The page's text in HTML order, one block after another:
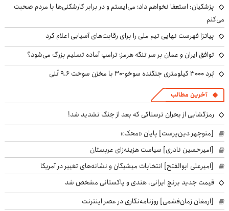
پزشکیان: استعفا نخواهم داد؛ می‌ایستم و در برابر کارشکنی‌ها با مردم صحبت
می‌کنم
پیاتزا فهرست نهایی تیم ملی را برای رقابت‌های آسیایی اعلام کرد
توافق ایران و عمان بر سر تنگه هرمز؛ ترامپ آماده تسلیم بزرگ می‌شود؟
بُرد ۳۰۰۰ کیلومتری جنگنده سوخو-۳۰ با مخزن سوخت ۹.۶ تُنی
آخرین مطالب
رمزگشایی از بحران ترسناکی که بعد از جنگ تشدید شد!
[منوچهر دین‌پرست] پایان «محک»
[امیرحسین نادری] سیاست هزینه‌زای عربستان
[امیرعلی ابوالفتح] انتخابات میشیگان و نشانه‌های تغییر در آمریکا
قیمت جدید برنج ایرانی، هندی و پاکستانی مشخص شد
[ارمغان زمان‌فشمی] روزنامه‌نگاری در عصر اینترنت